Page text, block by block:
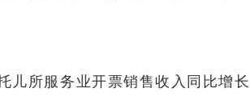
所服务业开票销售收入同比增长